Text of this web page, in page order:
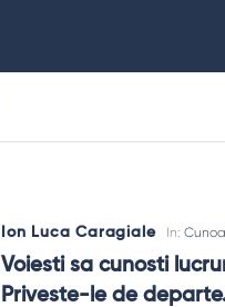
Ion Luca Caragiale In:
Voiesti sa cunosti
Priveste-le de